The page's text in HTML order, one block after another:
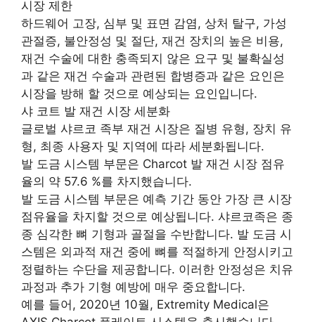
시장 제한
하드웨어 고장, 심부 및 표면 감염, 상처 탈구, 가성
관절증, 불안정성 및 절단, 재건 장치의 높은 비용,
재건 수술에 대한 충족되지 않은 요구 및 불확실성
과 같은 재건 수술과 관련된 합병증과 같은 요인은
시장을 방해 할 것으로 예상되는 요인입니다.
샤 코트 발 재건 시장 세분화
글로벌 샤르코 족부 재건 시장은 질병 유형, 장치 유
형, 최종 사용자 및 지역에 따라 세분화됩니다.
발 도금 시스템 부문은 Charcot 발 재건 시장 점유
율의 약 57.6 %를 차지했습니다.
발 도금 시스템 부문은 예측 기간 동안 가장 큰 시장
점유율을 차지할 것으로 예상됩니다. 샤르코족은 종
종 심각한 뼈 기형과 골절을 수반합니다. 발 도금 시
스템은 외과적 재건 중에 뼈를 적절하게 안정시키고
정렬하는 수단을 제공합니다. 이러한 안정성은 치유
과정과 추가 기형 예방에 매우 중요합니다.
예를 들어, 2020년 10월, Extremity Medical은